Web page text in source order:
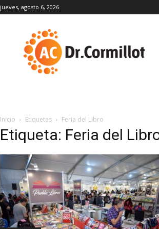
jueves, agosto 6, 2026
Inicio Etiquetas Feria del Libro
Etiqueta: Feria del